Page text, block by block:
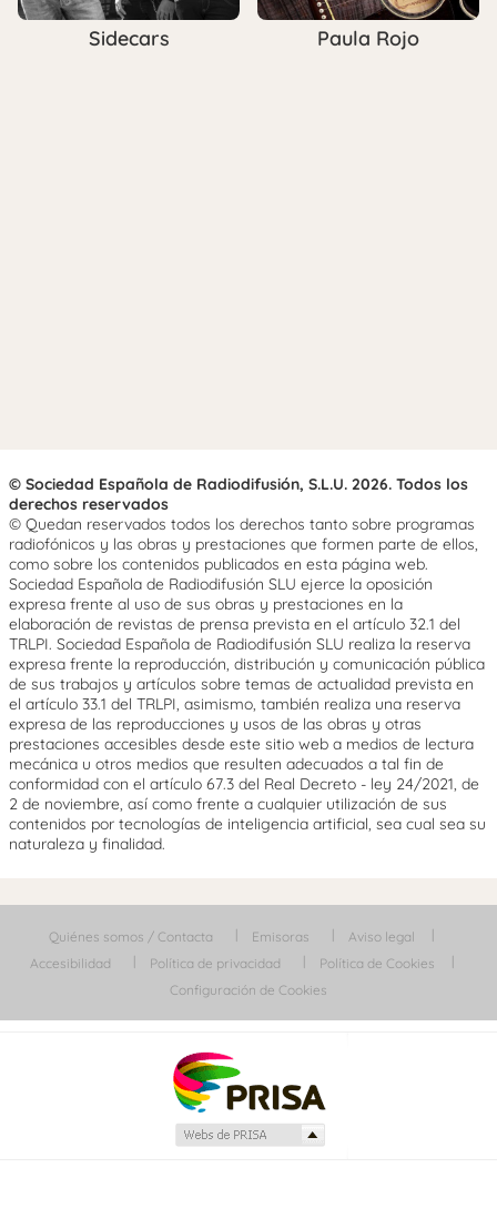
Sidecars Paula Rojo
© Sociedad Española de Radiodifusión, S.L.U. 2026. Todos los
derechos reservados
© Quedan reservados todos los derechos tanto sobre programas
radiofónicos y las obras y prestaciones que formen parte de ellos,
como sobre los contenidos publicados en esta página web.
Sociedad Española de Radiodifusión SLU ejerce la oposición
expresa frente al uso de sus obras y prestaciones en la
elaboración de revistas de prensa prevista en el artículo 32.1 del
TRLPI. Sociedad Española de Radiodifusión SLU realiza la reserva
expresa frente la reproducción, distribución y comunicación pública
de sus trabajos y artículos sobre temas de actualidad prevista en
el artículo 33.1 del TRLPI, asimismo, también realiza una reserva
expresa de las reproducciones y usos de las obras y otras
prestaciones accesibles desde este sitio web a medios de lectura
mecánica u otros medios que resulten adecuados a tal fin de
conformidad con el artículo 67.3 del Real Decreto - ley 24/2021, de
2 de noviembre, así como frente a cualquier utilización de sus
contenidos por tecnologías de inteligencia artificial, sea cual sea su
naturaleza y finalidad.
Quiénes somos / Contacta Emisoras
Aviso legal
Accesibilidad
Política de privacidad
Política de Cookies
Configuración de Cookies